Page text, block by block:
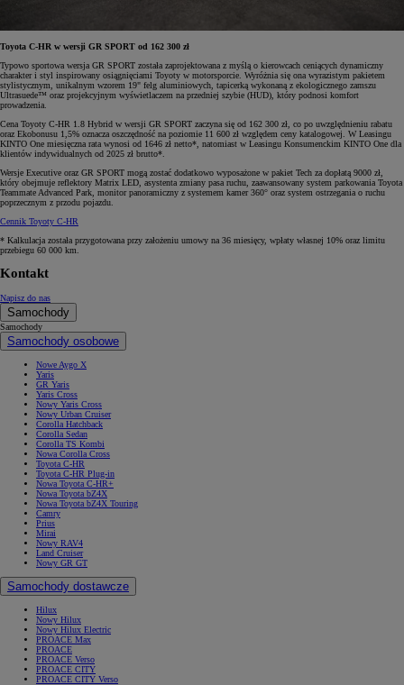
Toyota C-HR w wersji GR SPORT od 162 300 zł
Typowo sportowa wersja GR SPORT została zaprojektowana z myślą o kierowcach ceniących dynamiczny
charakter i styl inspirowany osiągnięciami Toyoty w motorsporcie. Wyróżnia się ona wyrazistym pakietem
stylistycznym, unikalnym wzorem 19" felg aluminiowych, tapicerką wykonaną z ekologicznego zamszu
Ultrasuede™ oraz projekcyjnym wyświetlaczem na przedniej szybie (HUD), który podnosi komfort
prowadzenia.
Cena Toyoty C-HR 1.8 Hybrid w wersji GR SPORT zaczyna się od 162 300 zł, co po uwzględnieniu rabatu
oraz Ekobonusu 1,5% oznacza oszczędność na poziomie 11 600 zł względem ceny katalogowej. W Leasingu
KINTO One miesięczna rata wynosi od 1646 zł netto*, natomiast w Leasingu Konsumenckim KINTO One dla
klientów indywidualnych od 2025 zł brutto*.
Wersje Executive oraz GR SPORT mogą zostać dodatkowo wyposażone w pakiet Tech za dopłatą 9000 zł,
który obejmuje reflektory Matrix LED, asystenta zmiany pasa ruchu, zaawansowany system parkowania Toyota
Teammate Advanced Park, monitor panoramiczny z systemem kamer 360° oraz system ostrzegania o ruchu
poprzecznym z przodu pojazdu.
Cennik Toyoty C-HR
* Kalkulacja została przygotowana przy założeniu umowy na 36 miesięcy, wpłaty własnej 10% oraz limitu
przebiegu 60 000 km.
Kontakt
Napisz do nas
Samochody
Samochody
Samochody osobowe
Nowe Aygo X
Yaris
GR Yaris
Yaris Cross
Nowy Yaris Cross
Nowy Urban Cruiser
Corolla Hatchback
Corolla Sedan
Corolla TS Kombi
Nowa Corolla Cross
Toyota C-HR
Toyota C-HR Plug-in
Nowa Toyota C-HR+
Nowa Toyota bZ4X
Nowa Toyota bZ4X Touring
Camry
Prius
Mirai
Nowy RAV4
Land Cruiser
Nowy GR GT
Samochody dostawcze
Hilux
Nowy Hilux
Nowy Hilux Electric
PROACE Max
PROACE
PROACE Verso
PROACE CITY
PROACE CITY Verso